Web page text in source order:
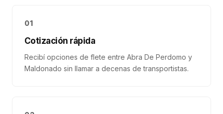
01
Cotización rápida
Recibí opciones de flete entre Abra De Perdomo y
Maldonado sin llamar a decenas de transportistas.